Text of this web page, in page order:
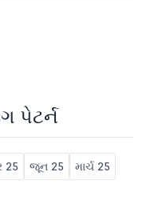
પેટર્ન
25 જૂન 25 માર્ચ 25